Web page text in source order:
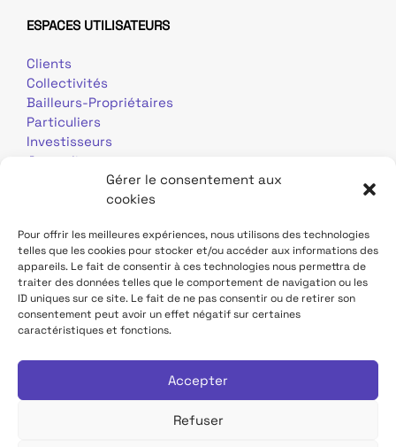
Gérer le consentement aux
cookies
Pour offrir les meilleures expériences, nous utilisons des technologies
telles que les cookies pour stocker et/ou accéder aux informations des
appareils. Le fait de consentir à ces technologies nous permettra de
traiter des données telles que le comportement de navigation ou les
ID uniques sur ce site. Le fait de ne pas consentir ou de retirer son
consentement peut avoir un effet négatif sur certaines
caractéristiques et fonctions.
Accepter
Refuser
ESPACES UTILISATEURS
Clients
Collectivités
Bailleurs-Propriétaires
Particuliers
Investisseurs
Journalistes
Mentions légales Données personnelles
Contact Site TDF Infrastructure
Déclaration d'accessibilité